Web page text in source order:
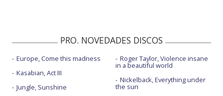
PRO. NOVEDADES DISCOS
Europe, Come this madness
Kasabian, Act III
Jungle, Sunshine
Roger Taylor, Violence insane
in a beautiful world
Nickelback, Everything under
the sun